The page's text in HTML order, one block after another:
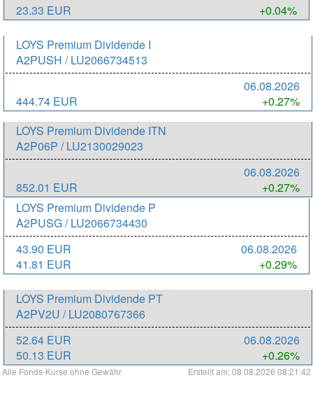
23.33 EUR
+0.04%
LOYS Premium Dividende I
A2PUSH / LU2066734513
444.74 EUR
06.08.2026
+0.27%
LOYS Premium Dividende ITN
A2P06P / LU2130029023
852.01 EUR
06.08.2026
+0.27%
LOYS Premium Dividende P
A2PUSG / LU2066734430
43.90 EUR
41.81 EUR
06.08.2026
+0.29%
LOYS Premium Dividende PT
A2PV2U / LU2080767366
52.64 EUR
50.13 EUR
06.08.2026
+0.26%
Alle Fonds-Kurse ohne Gewähr Erstellt am: 08.08.2026 08:21:42